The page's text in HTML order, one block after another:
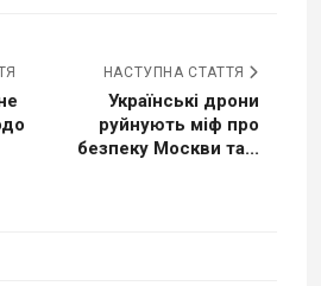
НАСТУПНА СТАТТЯ
Українські дрони
руйнують міф про
безпеку Москви та...